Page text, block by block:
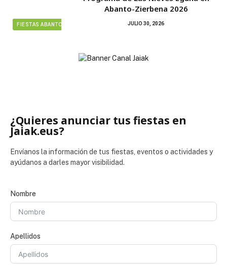
FIESTAS ABANTO ZIERBENA
Abanto-Zierbena 2026
JULIO 30, 2026
¿Quieres anunciar tus fiestas en
Jaiak.eus?
Envíanos la información de tus fiestas, eventos o actividades y
ayúdanos a darles mayor visibilidad.
Nombre
Apellidos